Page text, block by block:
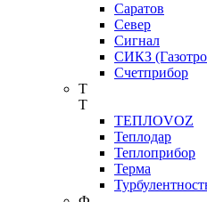
Саратов
Север
Сигнал
СИКЗ
Счетприбор
Т
Т
ТЕПЛОVOZ
Теплодар
Теплоприбор
Терма